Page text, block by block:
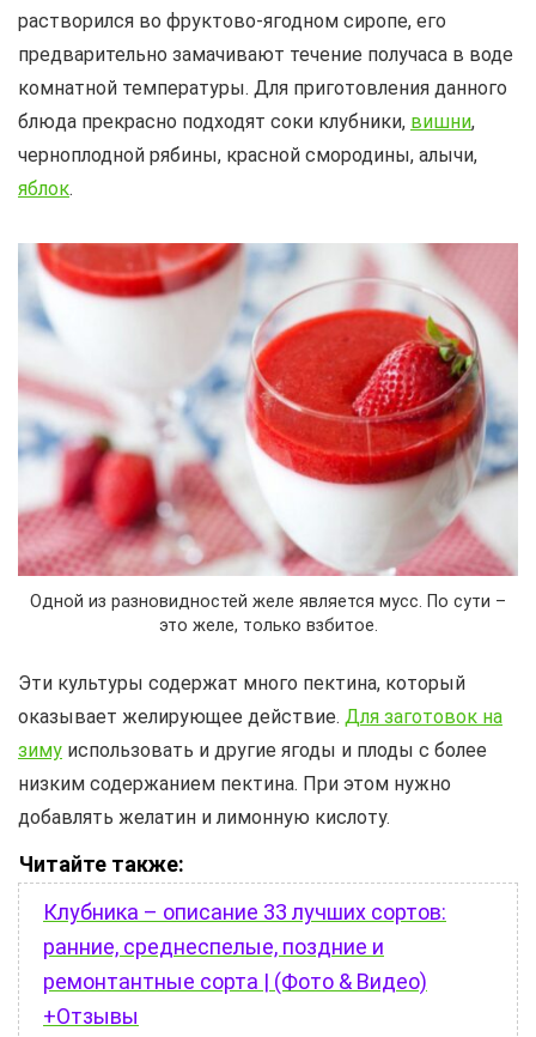
растворился во фруктово-ягодном сиропе, его
предварительно замачивают течение получаса в воде
комнатной температуры. Для приготовления данного
блюда прекрасно подходят соки клубники, вишни,
черноплодной рябины, красной смородины, алычи,
яблок.
Одной из разновидностей желе является мусс. По сути –
это желе, только взбитое.
Эти культуры содержат много пектина, который
оказывает желирующее действие. Для заготовок на
зиму использовать и другие ягоды и плоды с более
низким содержанием пектина. При этом нужно
добавлять желатин и лимонную кислоту.
Читайте также:
Клубника – описание 33 лучших сортов:
ранние, среднеспелые, поздние и
ремонтантные сорта | (Фото & Видео)
+Отзывы